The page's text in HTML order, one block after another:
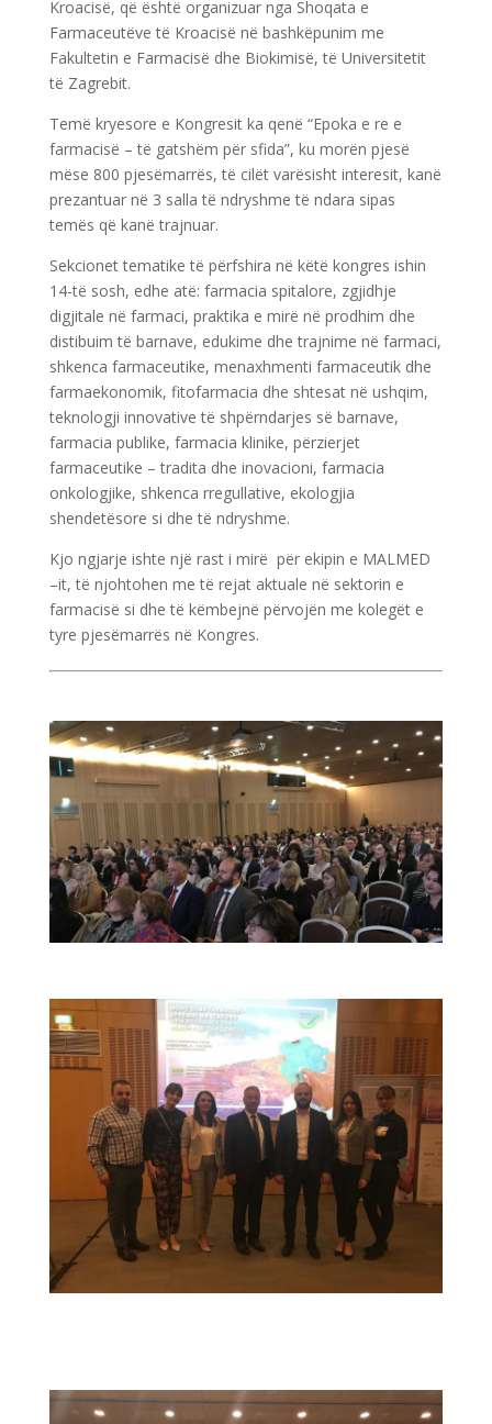
Kroacisë, që është organizuar nga Shoqata e
Farmaceutëve të Kroacisë në bashkëpunim me
Fakultetin e Farmacisë dhe Biokimisë, të Universitetit
të Zagrebit.
Temë kryesore e Kongresit ka qenë “Epoka e re e
farmacisë – të gatshëm për sfida”, ku morën pjesë
mëse 800 pjesëmarrës, të cilët varësisht interesit, kanë
prezantuar në 3 salla të ndryshme të ndara sipas
temës që kanë trajnuar.
Sekcionet tematike të përfshira në këtë kongres ishin
14-të sosh, edhe atë: farmacia spitalore, zgjidhje
digjitale në farmaci, praktika e mirë në prodhim dhe
distibuim të barnave, edukime dhe trajnime në farmaci,
shkenca farmaceutike, menaxhmenti farmaceutik dhe
farmaekonomik, fitofarmacia dhe shtesat në ushqim,
teknologji innovative të shpërndarjes së barnave,
farmacia publike, farmacia klinike, përzierjet
farmaceutike – tradita dhe inovacioni, farmacia
onkologjike, shkenca rregullative, ekologjia
shendetësore si dhe të ndryshme.
Kjo ngjarje ishte një rast i mirë për ekipin e MALMED
–it, të njohtohen me të rejat aktuale në sektorin e
farmacisë si dhe të këmbejnë përvojën me kolegët e
tyre pjesëmarrës në Kongres.